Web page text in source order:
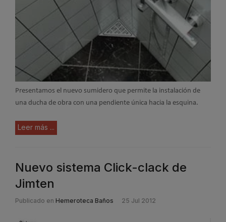
Presentamos el nuevo sumidero que permite la instalación de
una ducha de obra con una pendiente única hacia la esquina.
Leer más ...
Nuevo sistema Click-clack de
Jimten
Publicado en Hemeroteca Baños 25 Jul 2012